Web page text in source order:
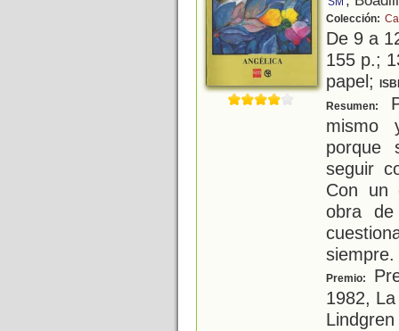
Colección:
De 9 a
155 p.;
papel;
Resumen:
mismo
porque
seguir
Con un
obra
siempre.
Premio:
1982,